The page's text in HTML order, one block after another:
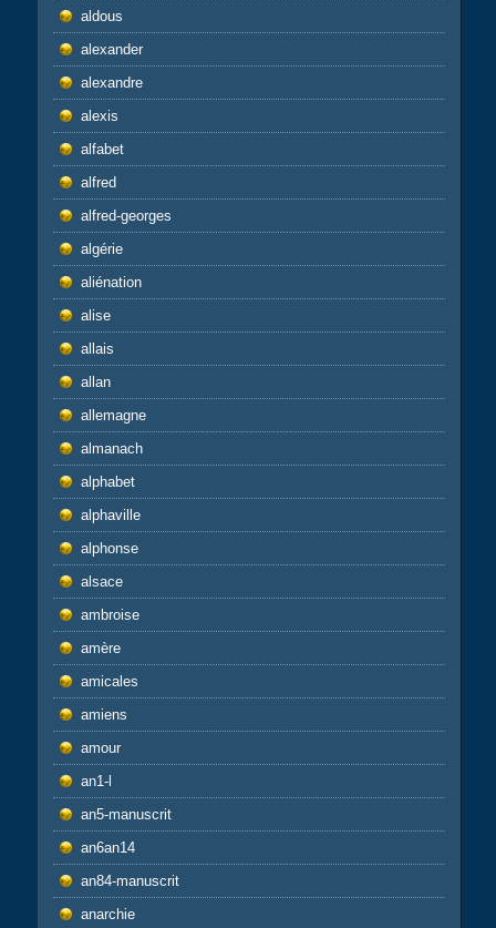
aldous
alexander
alexandre
alexis
alfabet
alfred
alfred-georges
algérie
aliénation
alise
allais
allan
allemagne
almanach
alphabet
alphaville
alphonse
alsace
ambroise
amère
amicales
amiens
amour
an1-l
an5-manuscrit
an6an14
an84-manuscrit
anarchie